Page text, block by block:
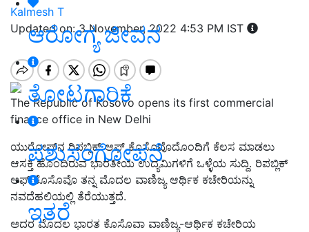
ಆರೋಗ್ಯ ಜೀವನ
ತೋಟಗಾರಿಕೆ
ಪಶುಸಂಗೋಪನೆ
ಇತರೆ
Kalmesh T
Updated on: 3 November, 2022 4:53 PM IST
The Republic of Kosovo opens its first commercial
finance office in New Delhi
ಯುರೋಪ್‌ನ ರಿಪಬ್ಲಿಕ್ ಆಫ್ ಕೊಸೊವೊದೊಂದಿಗೆ ಕೆಲಸ ಮಾಡಲು
ಆಸಕ್ತಿ ಹೊಂದಿರುವ ಭಾರತೀಯ ಉದ್ಯಮಿಗಳಿಗೆ ಒಳ್ಳೆಯ ಸುದ್ದಿ. ರಿಪಬ್ಲಿಕ್
ಆಫ್ ಕೊಸೊವೊ ತನ್ನ ಮೊದಲ ವಾಣಿಜ್ಯ ಆರ್ಥಿಕ ಕಚೇರಿಯನ್ನು
ನವದೆಹಲಿಯಲ್ಲಿ ತೆರೆಯುತ್ತದೆ.
ಅದರ ಮೊದಲ ಭಾರತ ಕೊಸೊವಾ ವಾಣಿಜ್ಯ-ಆರ್ಥಿಕ ಕಚೇರಿಯ